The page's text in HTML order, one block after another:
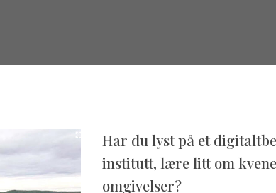
Har du lyst på et
institutt, lære litt om
omgivelser?